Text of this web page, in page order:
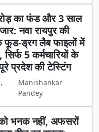
का फंड और 3 साल
नवा रायपुर की
फूड-ड्रग लैब फाइलों में
5 कर्मचारियों के
प्रदेश की टेस्टिंग
Manishankar
Pandey
भनक नहीं, अफसरों